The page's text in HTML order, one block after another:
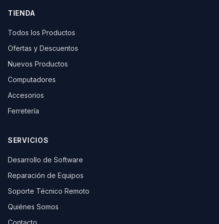
TIENDA
Todos los Productos
Ofertas y Descuentos
Nuevos Productos
Computadores
Accesorios
Ferretería
SERVICIOS
Desarrollo de Software
Reparación de Equipos
Soporte Técnico Remoto
Quiénes Somos
Contacto